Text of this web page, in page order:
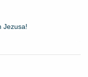
Jezusa!